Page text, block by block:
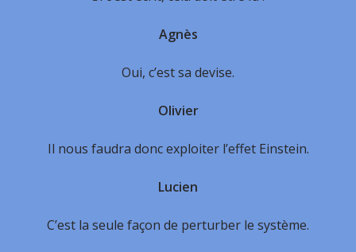
Agnès
Oui, c’est sa devise.
Olivier
Il nous faudra donc exploiter l’effet Einstein.
Lucien
C’est la seule façon de perturber le système.